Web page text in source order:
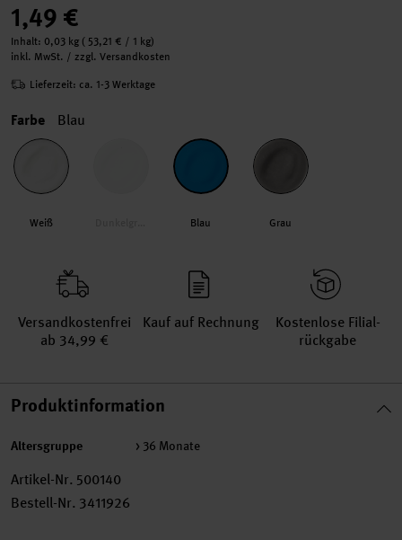
1,49 €
Inhalt: 0,03 kg ( 53,21 € / 1 kg)
inkl. MwSt. / zzgl. Versandkosten
Lieferzeit: ca. 1-3 Werktage
Farbe Blau
Weiß Blau Grau
Versand­kosten­frei
ab 34,99 €
Kauf auf Rechnung
Kosten­lose Filial­
rückgabe
Produktinformation
Altersgruppe > 36 Monate
Artikel-Nr. 500140
Bestell-Nr. 3411926